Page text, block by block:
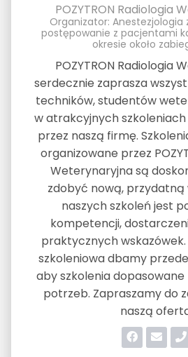
POZYTRON Radiologia
Organizator:
postępowanie z pacjentami
okresie około
POZYTRON Radiologia
serdecznie zaprasza
techników, studentów
w atrakcyjnych
przez naszą firmę.
organizowane przez
Weterynaryjna są
zdobyć nową, przydatną
naszych szkoleń jest
kompetencji,
praktycznych
szkoleniowa dbamy
aby szkolenia dopasowane
potrzeb. Zapraszamy do
naszą